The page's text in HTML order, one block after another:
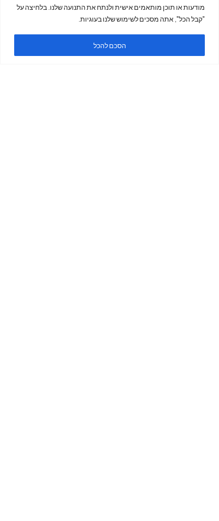
מודעות או תוכן מותאמים אישית ולנתח את התנועה שלנו. בלחיצה על
"קבל הכל", אתה מסכים לשימוש שלנו בעוגיות.
הסכם להכל
ה